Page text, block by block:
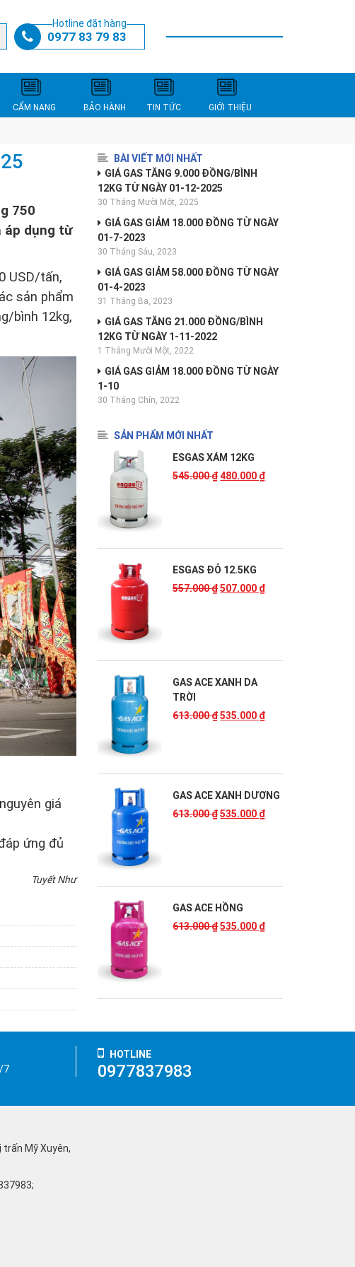
Hotline đặt hàng
0977 83 79 83
CẨM NANG BẢO HÀNH TIN TỨC GIỚI THIỆU
750
áp dụng từ
USD/tấn,
sản phẩm
bình 12kg,
giá
ứng đủ
Tuyết Như
BÀI VIẾT MỚI NHẤT
GIÁ GAS TĂNG 9.000 ĐỒNG/BÌNH
12KG TỪ NGÀY 01-12-2025
30 Tháng Mười Một, 2025
GIÁ GAS GIẢM 18.000 ĐỒNG TỪ NGÀY
01-7-2023
30 Tháng Sáu, 2023
GIÁ GAS GIẢM 58.000 ĐỒNG TỪ NGÀY
01-4-2023
31 Tháng Ba, 2023
GIÁ GAS TĂNG 21.000 ĐỒNG/BÌNH
12KG TỪ NGÀY 1-11-2022
1 Tháng Mười Một, 2022
GIÁ GAS GIẢM 18.000 ĐỒNG TỪ NGÀY
1-10
30 Tháng Chín, 2022
SẢN PHẨM MỚI NHẤT
ESGAS XÁM 12KG
545.000₫480.000 ₫
ESGAS ĐỎ 12.5KG
557.000₫507.000 ₫
GAS ACE XANH DA
TRỜI
613.000₫535.000 ₫
GAS ACE XANH DƯƠNG
613.000₫535.000 ₫
GAS ACE HỒNG
613.000₫535.000 ₫
7
HOTLINE
0977837983
Mỹ Xuyên,